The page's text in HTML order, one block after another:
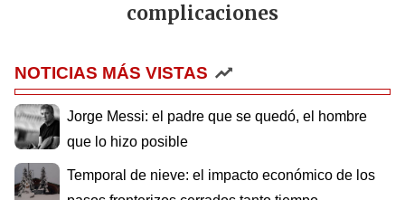
complicaciones
NOTICIAS MÁS VISTAS
Jorge Messi: el padre que se quedó, el hombre
que lo hizo posible
Temporal de nieve: el impacto económico de los